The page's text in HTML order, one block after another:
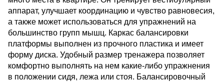
аппарат, улучшает координацию и чувство равновесия,
а также может использоваться для упражнений на
большинство групп мышц. Каркас балансировки
платформы выполнен из прочного пластика и имеет
форму диска. Удобный размер тренажера позволяет
комфортно выполнять на нем какие-либо упражнения
в положении сидя, лежа или стоя. Балансировочный